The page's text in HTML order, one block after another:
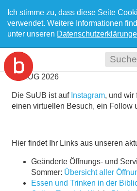
Ich stimme zu, dass diese Seite
verwendet. Weitere Informationen
unter unseren
AUG 2026
Die SuUB ist auf Instagram, und wir
einen virtuellen Besuch, ein Follow
Hier findet Ihr Links aus unseren
Geänderte Öffnungs- und
Sommer: Übersicht aller
Essen und Trinken in der